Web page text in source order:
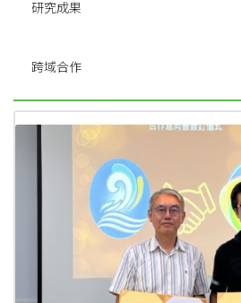
研究成果
跨域合作